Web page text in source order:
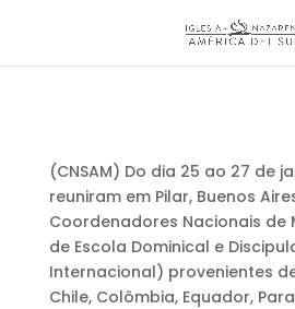
(CNSAM) Do dia 25 ao 27 de
reuniram em Pilar, Buenos
Coordenadores Nacionais de
de Escola Dominical e
Internacional) provenientes
Chile, Colômbia, Equador,